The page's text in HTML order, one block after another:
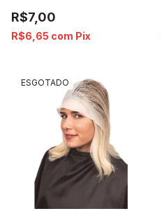
R$7,00
R$6,65 com Pix
ESGOTADO